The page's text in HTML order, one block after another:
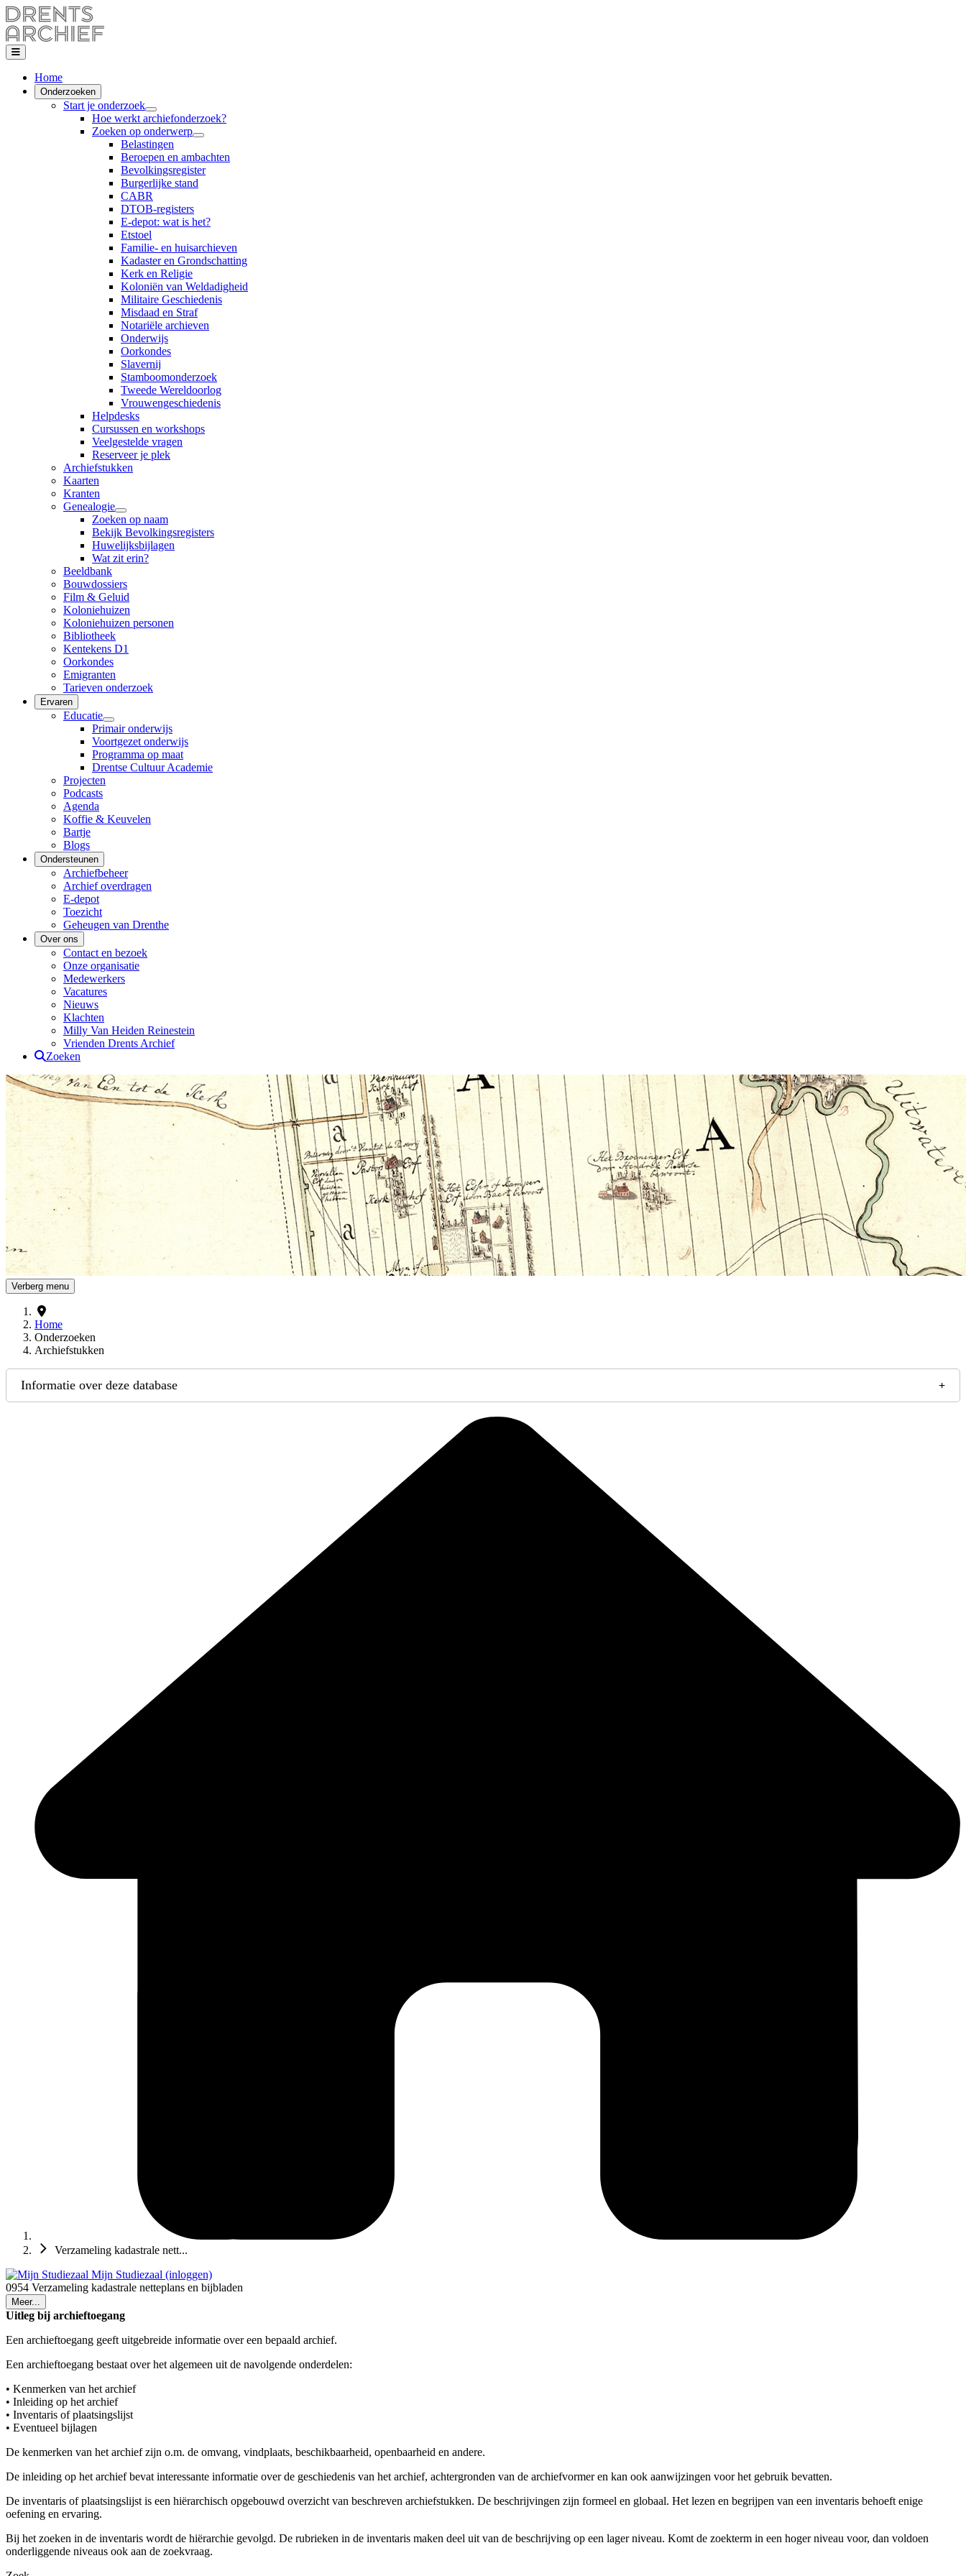
Home
Onderzoeken
Start je onderzoek
Hoe werkt archiefonderzoek?
Zoeken op onderwerp
Belastingen
Beroepen en ambachten
Bevolkingsregister
Burgerlijke stand
CABR
DTOB-registers
E-depot: wat is het?
Etstoel
Familie- en huisarchieven
Kadaster en Grondschatting
Kerk en Religie
Koloniën van Weldadigheid
Militaire Geschiedenis
Misdaad en Straf
Notariële archieven
Onderwijs
Oorkondes
Slavernij
Stamboomonderzoek
Tweede Wereldoorlog
Vrouwengeschiedenis
Helpdesks
Cursussen en workshops
Veelgestelde vragen
Reserveer je plek
Archiefstukken
Kaarten
Kranten
Genealogie
Zoeken op naam
Bekijk Bevolkingsregisters
Huwelijksbijlagen
Wat zit erin?
Beeldbank
Bouwdossiers
Film & Geluid
Koloniehuizen
Koloniehuizen personen
Bibliotheek
Kentekens D1
Oorkondes
Emigranten
Tarieven onderzoek
Ervaren
Educatie
Primair onderwijs
Voortgezet onderwijs
Programma op maat
Drentse Cultuur Academie
Projecten
Podcasts
Agenda
Koffie & Keuvelen
Bartje
Blogs
Ondersteunen
Archiefbeheer
Archief overdragen
E-depot
Toezicht
Geheugen van Drenthe
Over ons
Contact en bezoek
Onze organisatie
Medewerkers
Vacatures
Nieuws
Klachten
Milly Van Heiden Reinestein
Vrienden Drents Archief
Zoeken
Drents Archief
Verberg menu
Home
Onderzoeken
Archiefstukken
Informatie over deze database
Verzameling kadastrale nett...
Mijn Studiezaal (inloggen)
0954 Verzameling kadastrale netteplans en bijbladen
Meer...
Uitleg bij archieftoegang
Een archieftoegang geeft uitgebreide informatie over een bepaald archief.
Een archieftoegang bestaat over het algemeen uit de navolgende onderdelen:
• Kenmerken van het archief
• Inleiding op het archief
• Inventaris of plaatsingslijst
• Eventueel bijlagen
De kenmerken van het archief zijn o.m. de omvang, vindplaats, beschikbaarheid, openbaarheid en andere.
De inleiding op het archief bevat interessante informatie over de geschiedenis van het archief, achtergronden van de archiefvormer en kan ook aanwijzingen voor het gebruik bevatten.
De inventaris of plaatsingslijst is een hiërarchisch opgebouwd overzicht van beschreven archiefstukken. De beschrijvingen zijn formeel en globaal. Het lezen en begrijpen van een inventaris behoeft enige
oefening en ervaring.
Bij het zoeken in de inventaris wordt de hiërarchie gevolgd. De rubrieken in de inventaris maken deel uit van de beschrijving op een lager niveau. Komt de zoekterm in een hoger niveau voor, dan voldoen
onderliggende niveaus ook aan de zoekvraag.